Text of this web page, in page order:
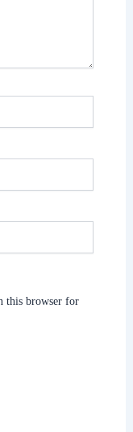
this browser for